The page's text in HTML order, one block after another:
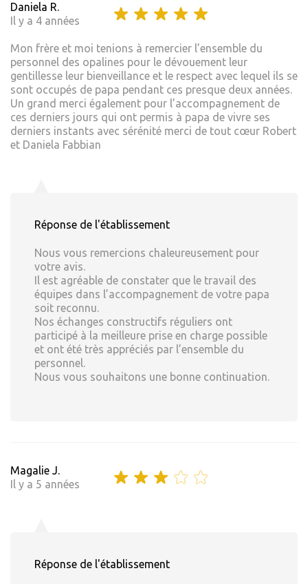
Daniela R.
Il y a 4 années
Mon frère et moi tenions à remercier l’ensemble du
personnel des opalines pour le dévouement leur
gentillesse leur bienveillance et le respect avec lequel ils se
sont occupés de papa pendant ces presque deux années.
Un grand merci également pour l’accompagnement de
ces derniers jours qui ont permis à papa de vivre ses
derniers instants avec sérénité merci de tout cœur Robert
et Daniela Fabbian
Réponse de l'établissement
Nous vous remercions chaleureusement pour
votre avis.
Il est agréable de constater que le travail des
équipes dans l’accompagnement de votre papa
soit reconnu.
Nos échanges constructifs réguliers ont
participé à la meilleure prise en charge possible
et ont été très appréciés par l’ensemble du
personnel.
Nous vous souhaitons une bonne continuation.
Magalie J.
Il y a 5 années
Réponse de l'établissement